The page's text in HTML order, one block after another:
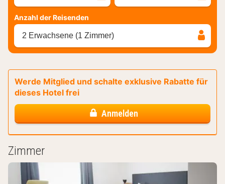
Anzahl der Reisenden
2 Erwachsene (1 Zimmer)
Werde Mitglied und schalte exklusive Rabatte für
dieses Hotel frei
Anmelden
Zimmer